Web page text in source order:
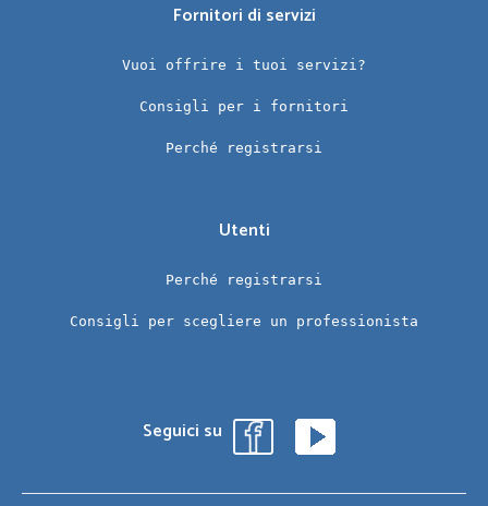
Fornitori di servizi
Vuoi offrire i tuoi servizi?
Consigli per i fornitori
Perché registrarsi
Utenti
Perché registrarsi
Consigli per scegliere un professionista
Seguici su